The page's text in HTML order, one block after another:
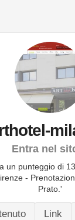
Entra nel
un punteggio di
-
Prato.'
Link